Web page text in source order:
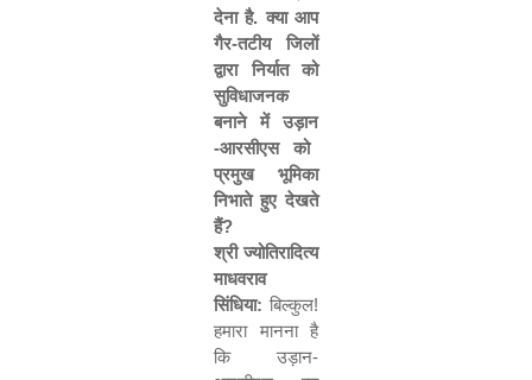
देना है. क्या आप
गैर-तटीय
जिलों
द्वारा
निर्यात
को
सुविधाजनक
बनाने
में
उड़ान
-आरसीएस
को
प्रमुख
भूमिका
निभाते हुए देखते
हैं?
श्री ज्योतिरादित्य
माधवराव
सिंधिया: बिल्कुल!
हमारा
मानना
है
कि
उड़ान-